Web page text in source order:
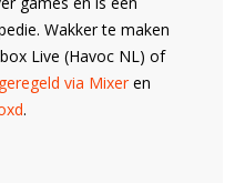
Wakker te maken
Live (Havoc NL) of
via Mixeren
.